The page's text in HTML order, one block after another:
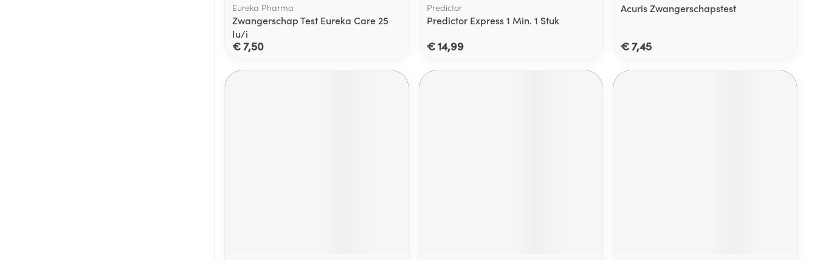
Eureka Pharma
Zwangerschap Test Eureka Care 25
Iu/i
€ 7,50
Predictor
Predictor Express 1 Min. 1 Stuk
€ 14,99
Acuris Zwangerschapstest
€ 7,45